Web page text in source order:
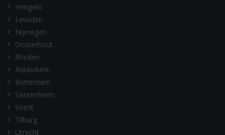
Hengelo
Leusden
Nijmegen
Oosterhout
Rheden
Ridderkerk
Rotterdam
Sassenheim
Soest
Tilburg
Utrecht